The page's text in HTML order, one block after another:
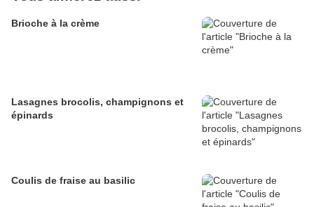
Brioche à la crème
Lasagnes brocolis, champignons et
épinards
Coulis de fraise au basilic